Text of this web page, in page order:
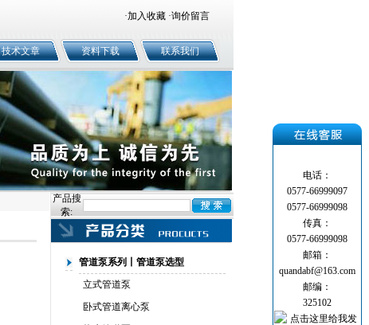
·加入收藏 ·询价留言
技术文章 资料下载 联系我们
产品搜
索:
管道泵系列丨管道泵选型
立式管道泵
卧式管道离心泵
电话：
0577-66999097
0577-66999098
传真：
0577-66999098
邮箱：
quandabf@163.com
邮编：
325102